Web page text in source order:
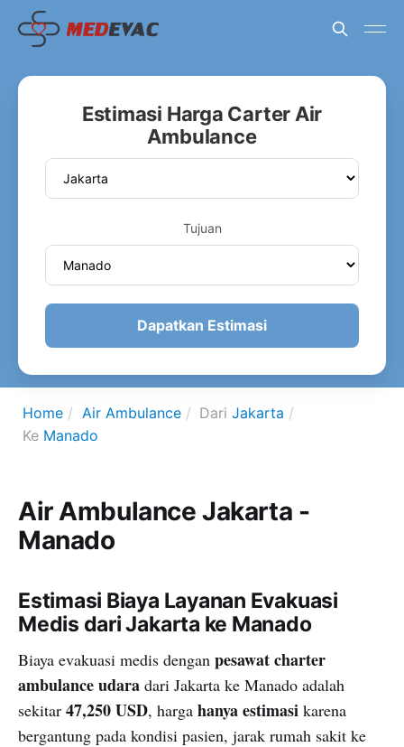
Estimasi Harga Carter Air
Ambulance
Tujuan
Dapatkan Estimasi
Home Air Ambulance Dari Jakarta
Ke Manado
Air Ambulance Jakarta -
Manado
Estimasi Biaya Layanan Evakuasi
Medis dari Jakarta ke Manado
Biaya evakuasi medis dengan pesawat charter
ambulance udara dari Jakarta ke Manado adalah
sekitar 47,250 USD, harga hanya estimasi karena
bergantung pada kondisi pasien, jarak rumah sakit ke